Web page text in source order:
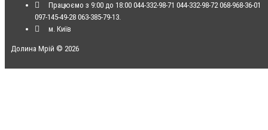
Працюємо з 9:00 до 18:00 044-332-98-71 044-332-98-72 068-968-36-01
097-145-49-28 063-385-79-13.
м. Київ
Долина Мрій © 2026